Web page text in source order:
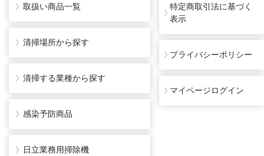
取扱い商品一覧
清掃場所から探す
清掃する業種から探す
感染予防商品
日立業務用掃除機
特定商取引法に基づく
表示
プライバシーポリシー
マイページログイン